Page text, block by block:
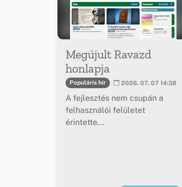
Megújult Ravazd
honlapja
Populáris hír 2026. 07. 07 14:38
A fejlesztés nem csupán a
felhasználói felületet
érintette...